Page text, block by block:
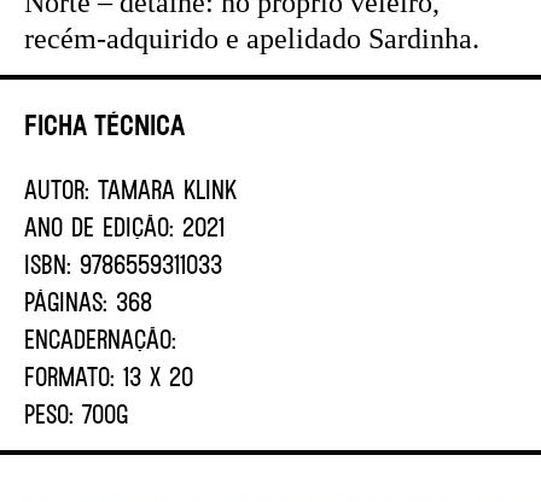
Ficha Técnica
AUTOR: TAMARA KLINK
ANO DE EDIÇÃO: 2021
ISBN: 9786559311033
PÁGINAS: 368
ENCADERNAÇÃO:
FORMATO: 13 X 20
PESO: 700G
recém-adquirido e apelidado Sardinha.